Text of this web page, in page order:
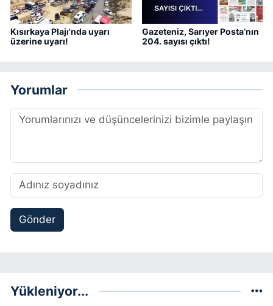
Kısırkaya Plajı'nda uyarı
üzerine uyarı!
Gazeteniz, Sarıyer Posta’nın
204. sayısı çıktı!
Yorumlar
Gönder
Yükleniyor...